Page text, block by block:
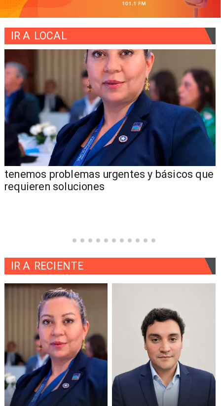
IR A LOCAL
tenemos problemas urgentes y básicos que
requieren soluciones
IR A RECIENTE